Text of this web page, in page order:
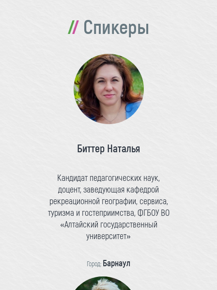
Спикеры
Биттер Наталья
Кандидат педагогических наук,
доцент, заведующая кафедрой
рекреационной географии, сервиса,
туризма и гостеприимства, ФГБОУ ВО
«Алтайский государственный
университет»
Город: Барнаул